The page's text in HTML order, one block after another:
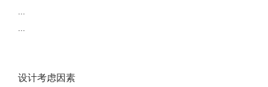
设计考虑因素